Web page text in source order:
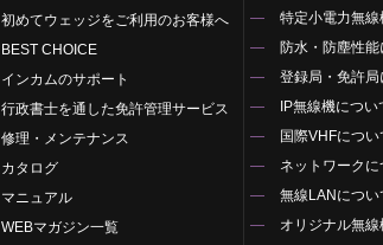
初めてウェッジをご利用のお客様へ
BEST CHOICE
インカムのサポート
行政書士を通した免許管理サービス
修理・メンテナンス
カタログ
マニュアル
WEBマガジン一覧
特定小電力無線
防水・防塵性能
登録局・免許局
IP無線機につい
国際VHFについ
ネットワークに
無線LANについ
オリジナル無